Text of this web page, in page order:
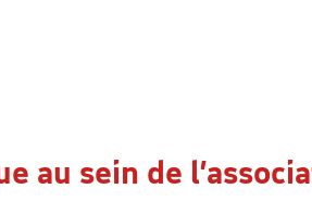
au sein de